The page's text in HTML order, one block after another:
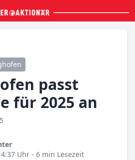
passt
für 2025 an
Uhr - 6 min Lesezeit